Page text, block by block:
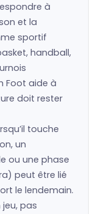
à
et la
sportif
handball,
Foot aide à
doit rester
touche
un
ou une phase
peut être lié
le lendemain.
pas